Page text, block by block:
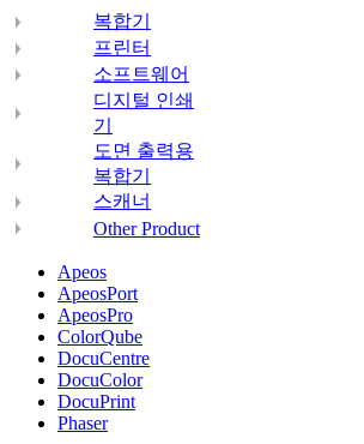
복합기
프린터
소프트웨어
디지털 인쇄
기
도면 출력용
복합기
스캐너
Other Product
Apeos
ApeosPort
ApeosPro
ColorQube
DocuCentre
DocuColor
DocuPrint
Phaser